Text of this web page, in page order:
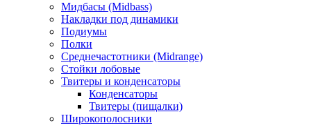
Мидбасы (Midbass)
Накладки под динамики
Подиумы
Полки
Среднечастотники (Midrange)
Стойки лобовые
Твитеры и конденсаторы
Конденсаторы
Твитеры (пищалки)
Широкополосники